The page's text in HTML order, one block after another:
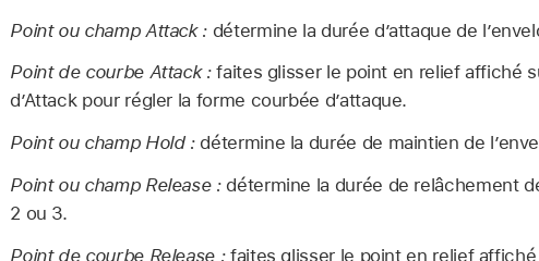
Point ou champ Attack : détermine la durée d’attaque de
Point de courbe Attack :faites glisser le point en relief affiché
d’Attack pour régler la forme courbée d’attaque.
Point ou champ Hold :détermine la durée de maintien de
Point ou champ Release :détermine la durée de relâchement
2 ou 3.
Point de courbe Release :faites glisser le point en relief